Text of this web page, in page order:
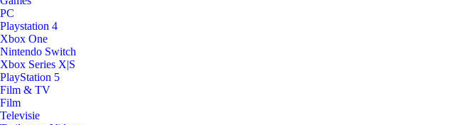
PC
Playstation 4
Xbox One
Nintendo Switch
Xbox Series X|S
PlayStation 5
Film & TV
Film
Televisie